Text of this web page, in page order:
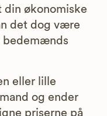
din økonomiske
det dog være
bedemænds
eller lille
og ender
priserne på